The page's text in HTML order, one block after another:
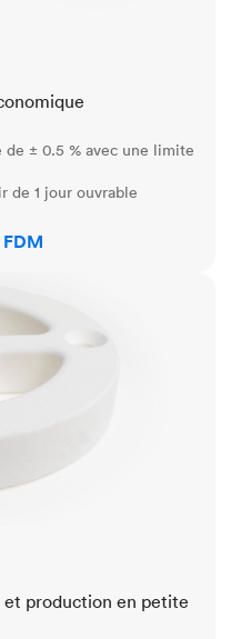
± 0.5 % avec une limite
de 1 jour ouvrable
production en petite